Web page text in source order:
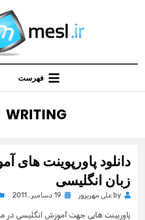
فهرست
برچسب
:
WRITING
دانلود پاورپوینت های
زبان انگلیسی
by علی مهرپرور
Posted
19 دسامبر , 2011
پاورپینت هایی جهت آموزش انگلیسی در